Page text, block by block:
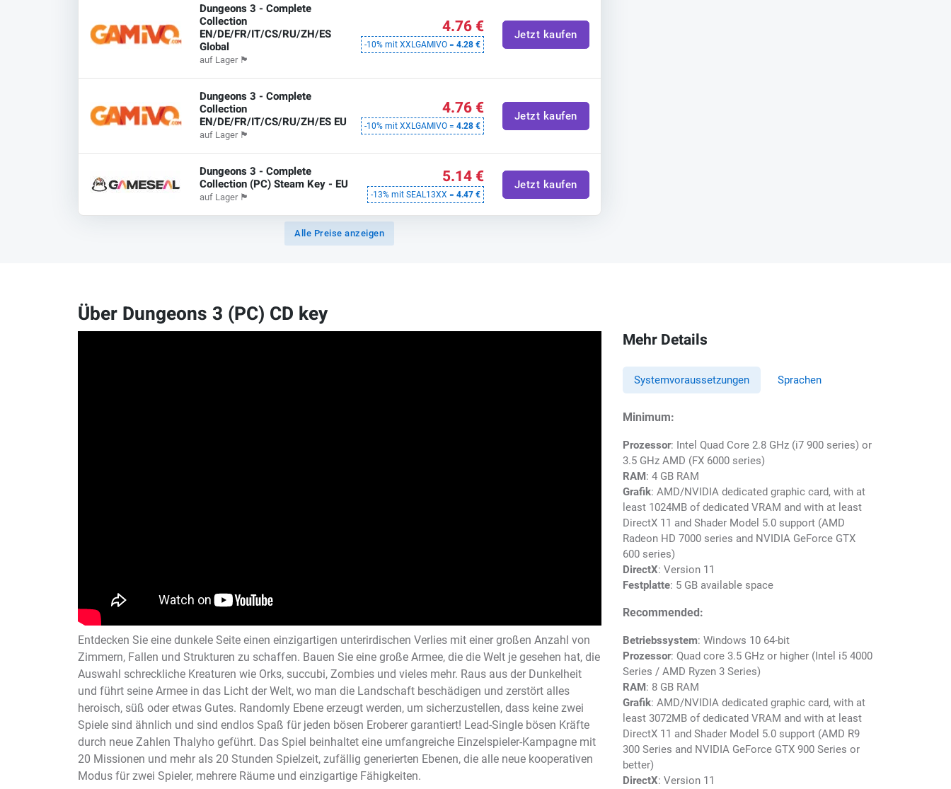
Dungeons 3 - Complete
Collection
EN/DE/FR/IT/CS/RU/ZH/ES
Global
auf Lager 🏴
4.76 €
-10% mit XXLGAMIVO = 4.28 €
Jetzt kaufen
Dungeons 3 - Complete
Collection
EN/DE/FR/IT/CS/RU/ZH/ES EU
auf Lager 🏴
4.76 €
-10% mit XXLGAMIVO = 4.28 €
Jetzt kaufen
Dungeons 3 - Complete
Collection (PC) Steam Key - EU
auf Lager 🏴
5.14 €
-13% mit SEAL13XX = 4.47 €
Jetzt kaufen
Alle Preise anzeigen
Über Dungeons 3 (PC) CD key
Entdecken Sie eine dunkele Seite einen einzigartigen unterirdischen Verlies mit einer großen Anzahl von
Zimmern, Fallen und Strukturen zu schaffen. Bauen Sie eine große Armee, die die Welt je gesehen hat, die
Auswahl schreckliche Kreaturen wie Orks, succubi, Zombies und vieles mehr. Raus aus der Dunkelheit
und führt seine Armee in das Licht der Welt, wo man die Landschaft beschädigen und zerstört alles
heroisch, süß oder etwas Gutes. Randomly Ebene erzeugt werden, um sicherzustellen, dass keine zwei
Spiele sind ähnlich und sind endlos Spaß für jeden bösen Eroberer garantiert! Lead-Single bösen Kräfte
durch neue Zahlen Thalyho geführt. Das Spiel beinhaltet eine umfangreiche Einzelspieler-Kampagne mit
20 Missionen und mehr als 20 Stunden Spielzeit, zufällig generierten Ebenen, die alle neue kooperativen
Modus für zwei Spieler, mehrere Räume und einzigartige Fähigkeiten.
Mehr Details
Systemvoraussetzungen Sprachen
Minimum:
Prozessor: Intel Quad Core 2.8 GHz (i7 900 series) or
3.5 GHz AMD (FX 6000 series)
RAM : 4 GB RAM
Grafik: AMD/NVIDIA dedicated graphic card, with at
least 1024MB of dedicated VRAM and with at least
DirectX 11 and Shader Model 5.0 support (AMD
Radeon HD 7000 series and NVIDIA GeForce GTX
600 series)
DirectX: Version 11
Festplatte: 5 GB available space
Recommended:
Betriebssystem: Windows 10 64-bit
Prozessor: Quad core 3.5 GHz or higher (Intel i5 4000
Series / AMD Ryzen 3 Series)
RAM : 8 GB RAM
Grafik: AMD/NVIDIA dedicated graphic card, with at
least 3072MB of dedicated VRAM and with at least
DirectX 11 and Shader Model 5.0 support (AMD R9
300 Series and NVIDIA GeForce GTX 900 Series or
better)
DirectX: Version 11